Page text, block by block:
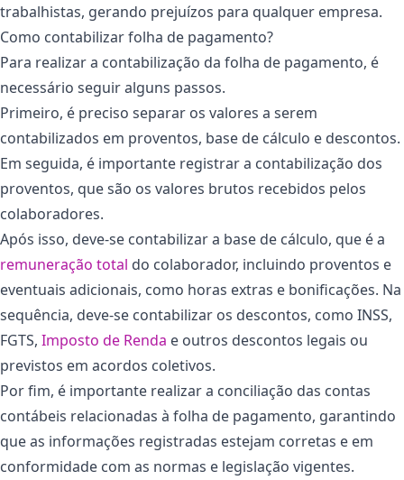
trabalhistas, gerando prejuízos para qualquer empresa.
Como contabilizar folha de pagamento?
Para realizar a contabilização da folha de pagamento, é
necessário seguir alguns passos.
Primeiro, é preciso separar os valores a serem
contabilizados em proventos, base de cálculo e descontos.
Em seguida, é importante registrar a contabilização dos
proventos, que são os valores brutos recebidos pelos
colaboradores.
Após isso, deve-se contabilizar a base de cálculo, que é a
remuneração total do colaborador, incluindo proventos e
eventuais adicionais, como horas extras e bonificações. Na
sequência, deve-se contabilizar os descontos, como INSS,
FGTS, Imposto de Renda e outros descontos legais ou
previstos em acordos coletivos.
Por fim, é importante realizar a conciliação das contas
contábeis relacionadas à folha de pagamento, garantindo
que as informações registradas estejam corretas e em
conformidade com as normas e legislação vigentes.